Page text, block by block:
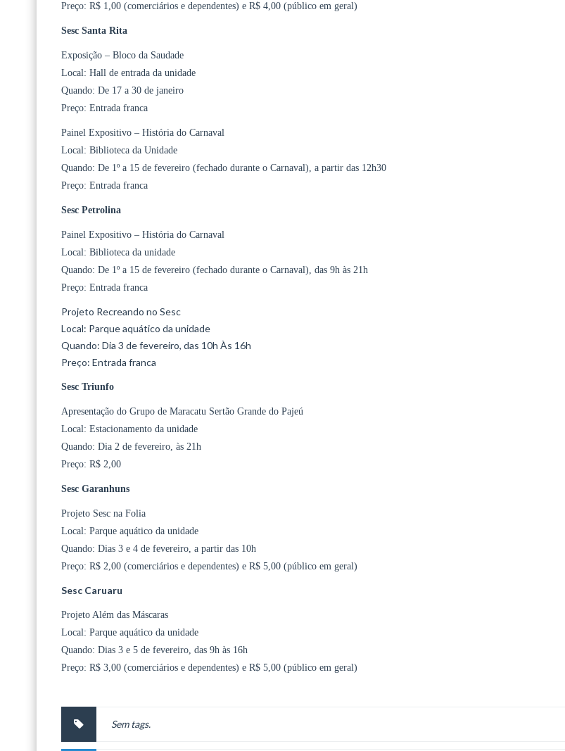
Preço: R$ 1,00 (comerciários e dependentes) e R$ 4,00 (público em geral)
Sesc Santa Rita
Exposição – Bloco da Saudade
Local: Hall de entrada da unidade
Quando: De 17 a 30 de janeiro
Preço: Entrada franca
Painel Expositivo – História do Carnaval
Local: Biblioteca da Unidade
Quando: De 1º a 15 de fevereiro (fechado durante o Carnaval), a partir das 12h30
Preço: Entrada franca
Sesc Petrolina
Painel Expositivo – História do Carnaval
Local: Biblioteca da unidade
Quando: De 1º a 15 de fevereiro (fechado durante o Carnaval), das 9h às 21h
Preço: Entrada franca
Projeto Recreando no Sesc
Local: Parque aquático da unidade
Quando: Dia 3 de fevereiro, das 10h Às 16h
Preço: Entrada franca
Sesc Triunfo
Apresentação do Grupo de Maracatu Sertão Grande do Pajeú
Local: Estacionamento da unidade
Quando: Dia 2 de fevereiro, às 21h
Preço: R$ 2,00
Sesc Garanhuns
Projeto Sesc na Folia
Local: Parque aquático da unidade
Quando: Dias 3 e 4 de fevereiro, a partir das 10h
Preço: R$ 2,00 (comerciários e dependentes) e R$ 5,00 (público em geral)
Sesc Caruaru
Projeto Além das Máscaras
Local: Parque aquático da unidade
Quando: Dias 3 e 5 de fevereiro, das 9h às 16h
Preço: R$ 3,00 (comerciários e dependentes) e R$ 5,00 (público em geral)
Sem tags.